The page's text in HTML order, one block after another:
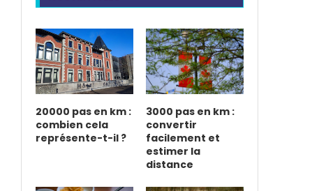
20000 pas en km :
combien cela
représente-t-il ?
3000 pas en km :
convertir
facilement et
estimer la
distance